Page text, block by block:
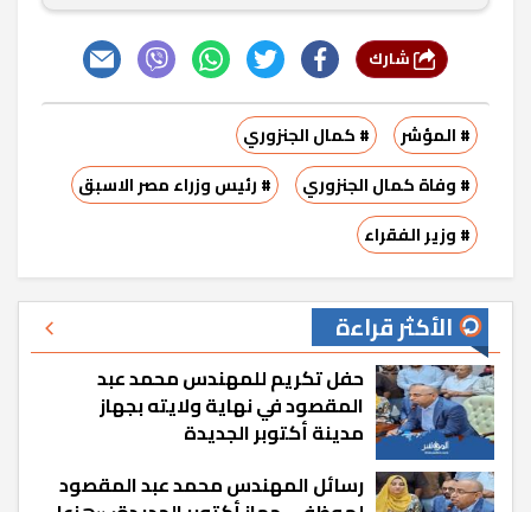
# المؤشر
# كمال الجنزوري
# وفاة كمال الجنزوري
# رئيس وزراء مصر الاسبق
# وزير الفقراء
الأكثر قراءة
حفل تكريم للمهندس محمد عبد
المقصود في نهاية ولايته بجهاز
مدينة أكتوبر الجديدة
رسائل المهندس محمد عبد المقصود